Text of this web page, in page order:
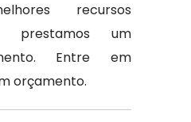
recursos
prestamos um
Entre em
orçamento.